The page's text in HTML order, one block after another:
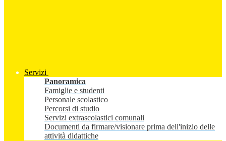
Servizi
Panoramica
Famiglie e studenti
Personale scolastico
Percorsi di studio
Servizi extrascolastici comunali
Documenti da firmare/visionare prima dell'inizio delle
attività didattiche